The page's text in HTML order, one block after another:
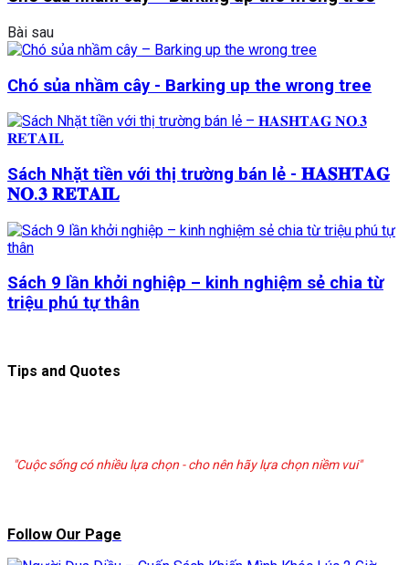
Bài sau
Chó sủa nhầm cây - Barking up the wrong tree
Sách Nhặt tiền với thị trường bán lẻ - 𝐇𝐀𝐒𝐇𝐓𝐀𝐆
𝐍𝐎.𝟑 𝐑𝐄𝐓𝐀𝐈𝐋
Sách 9 lần khởi nghiệp – kinh nghiệm sẻ chia từ
triệu phú tự thân
Tips and Quotes
"Cuộc sống có nhiều lựa chọn - cho nên hãy lựa chọn niềm vui"
Follow Our Page